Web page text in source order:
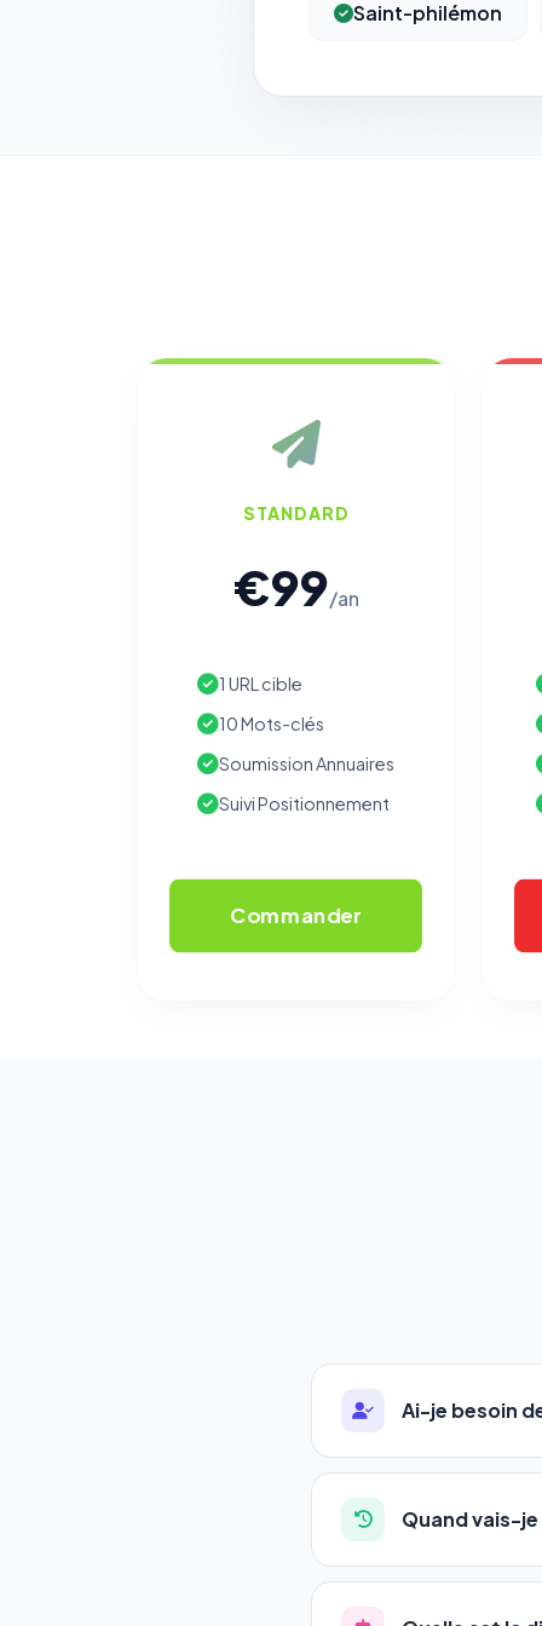
Saint-philémon
STANDARD
€99/an
1 URL cible
10 Mots-clés
Soumission Annuaires
Suivi Positionnement
Commander
Ai-je besoin
Absolument pas.
auto-entrepreneurs,
l'adresse de votre
Quand vais-
La plupart de nos